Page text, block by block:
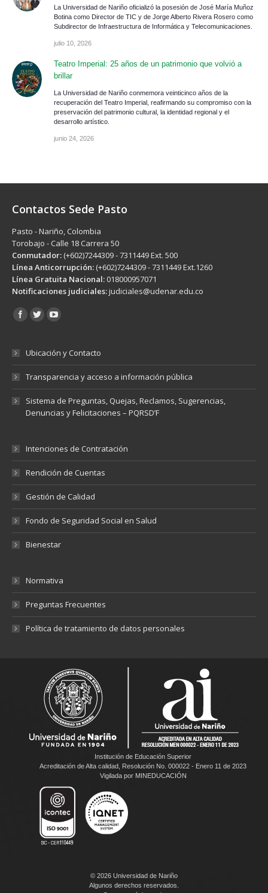
La Universidad de Nariño oficializó la posesión de José María Muñoz
Botina como Director de TIC y de Jorge Alberto Rivera Rosero como
Subdirector de Infraestructura de Informática y Telecomunicaciones.
julio 10, 2026
Teatro Imperial: 25 años de un patrimonio que volvió a
brillar
La Universidad de Nariño conmemora veinticinco años de la
recuperación del Teatro Imperial, reafirmando su compromiso con la
preservación del patrimonio cultural, la identidad regional y el
desarrollo artístico.
junio 24, 2026
Contactos Sede Pasto
Pasto - Nariño, Colombia
Torobajo - Calle 18 Carrera 50
Conmutador: (+602)7244309 - 7311449 Ext. 500
Línea Anticorrupción: (+602)7244309 - 7311449 Ext.1260
Línea Gratuita Nacional: 018000957071
Notificaciones judiciales:judiciales@udenar.edu.co
Encuéntranos en:
Ubicación y Contacto
Transparencia y acceso a información pública
Sistema de Preguntas, Quejas, Reclamos, Sugerencias,
Denuncias y Felicitaciones – PQRSD’F
Intenciones de Contratación
Rendición de Cuentas
Gestión de Calidad
Fondo de Seguridad Social en Salud
Bienestar
Normativa
Preguntas Frecuentes
Política de tratamiento de datos personales
Institución de Educación Superior
Acreditación de Alta calidad, Resolución No. 000022 - Enero 11 de 2023
Vigilada por MINEDUCACIÓN
© 2026 Universidad de Nariño
Algunos derechos reservados.